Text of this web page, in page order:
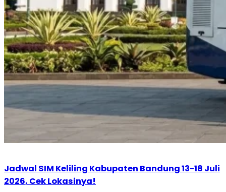
Jadwal SIM Keliling Kabupaten Bandung 13-18 Juli
2026, Cek Lokasinya!